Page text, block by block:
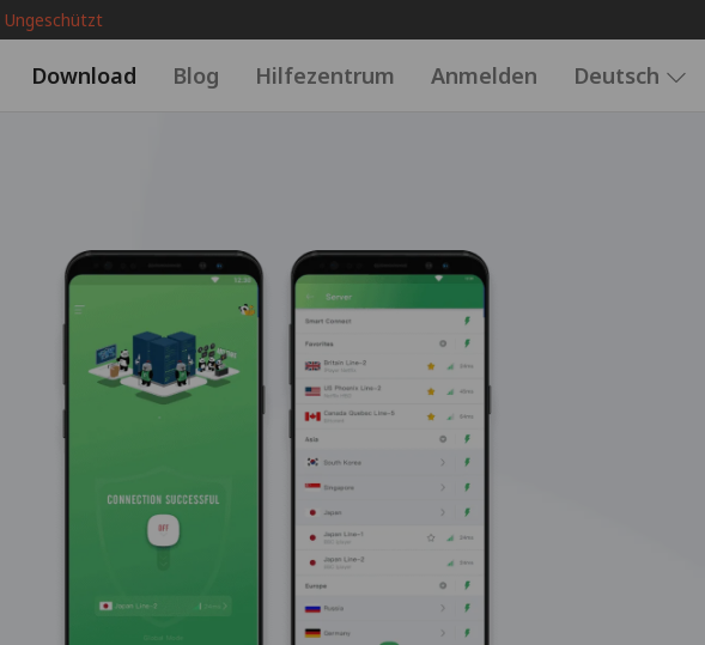
Ungeschützt
Download Blog Hilfezentrum Anmelden Deutsch